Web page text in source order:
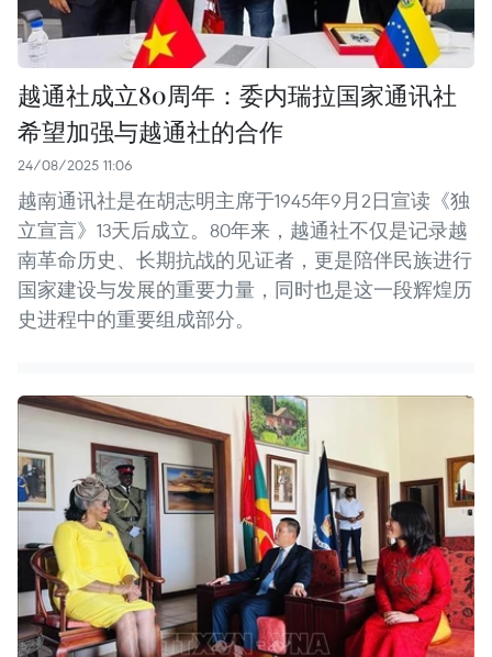
越通社成立80周年：委内瑞拉国家通讯社
希望加强与越通社的合作
24/08/2025 11:06
越南通讯社是在胡志明主席于1945年9月2日宣读《独
立宣言》13天后成立。80年来，越通社不仅是记录越
南革命历史、长期抗战的见证者，更是陪伴民族进行
国家建设与发展的重要力量，同时也是这一段辉煌历
史进程中的重要组成部分。